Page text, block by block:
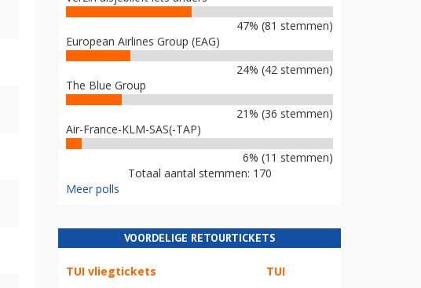
47% (81 stemmen)
European Airlines Group (EAG)
24% (42 stemmen)
The Blue Group
21% (36 stemmen)
Air-France-KLM-SAS(-TAP)
6% (11 stemmen)
Totaal aantal stemmen: 170
Meer polls
VOORDELIGE RETOURTICKETS
TUI vliegtickets TUI